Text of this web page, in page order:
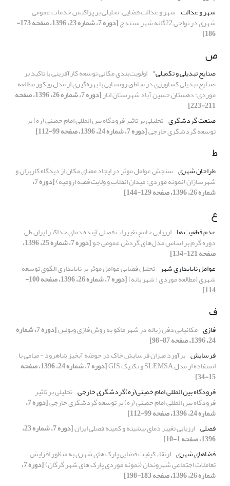
شهر و عدالت شهر و عدالت فضایی؛ تحلیلی بر پراکنش خدمات عمومی
شهری در نواحی 22گانه شهر سنندج [دوره 7، شماره 23، 1396، صفحه 173-
186]
ص
صنایع تبدیلی و تکمیلی" اولویت‌بندی مکانی توسعه کارآفرینی با تاکید بر
صنایع تبدیلی کشاورزی در مناطق روستایی با بهره‌گیری از مدل ویکور مطالعه
موردی: دهستان حسین آباد شهرستان انار [دوره 7، شماره 26، 1396، صفحه
211-223]
صنعت گردشگری تحلیلی بر تاثیر فرودگاه بین المللی امام خمینی (ره) بر
توسعه گردشگری خارجی[دوره 7، شماره 24، 1396، صفحه 99-112]
ط
طراحان شهری سنجش عوامل موثر در ایجاد معنای مکان از دیدگاه کاربران و
شهرسازان (نمونه موردی: میدان انقلاب و ولایت فقیه ارومیه) [دوره 7،
شماره 26، 1396، صفحه 129-144]
ع
عدم قطعیت ها ارزیابی جامع تغییرات فصلی آینده دمای حداکثر ایران طی
دوره گرم بر اساس مدل‌های گردش عمومی جو [دوره 7، شماره 25، 1396،
صفحه 121-134]
عوامل ناپایداری شهر تحلیل فضایی عوامل موثر بر ناپایداری الگوی توسعه
شهری (مطالعه موردی : شهر بانه) [دوره 7، شماره 26، 1396، صفحه 100-
114]
ف
فازی مکانیابی دفن زباله در شهر ماکو به روش فازی وبولین [دوره 7، شماره
24، 1396، صفحه 87-98]
فرسایش برآورد میزان فرسایش خاک در حوضه آبخیز شاهرود - میامی با
استفاده از مدل SLEMSA و تکنیک GIS [دوره 7، شماره 24، 1396، صفحه
15-34]
فرودگاه بین المللی امام خمینی(ره)گردشگری خارجی تحلیلی بر تاثیر
فرودگاه بین المللی امام خمینی (ره) بر توسعه گردشگری خارجی [دوره 7،
شماره 24، 1396، صفحه 99-112]
فصلی ارزیابی تغییر دمای بیشینه و کمینه فصلی ایران [دوره 7، شماره 23،
1396، صفحه 1-10]
فضاهای شهری ارتقاء کیفیت فضایی پارک های شهری به منظور افزایش
تعاملات اجتماعی شهروندان‎ ‎‏(نمونه موردی پارک های شهر ‏گرگان)‏ [دوره 7،
شماره 26، 1396، صفحه 183-198]